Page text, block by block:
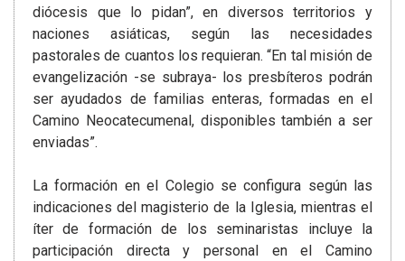
diócesis que lo pidan”, en diversos territorios y
naciones asiáticas, según las necesidades
pastorales de cuantos los requieran. “En tal misión de
evangelización -se subraya- los presbíteros podrán
ser ayudados de familias enteras, formadas en el
Camino Neocatecumenal, disponibles también a ser
enviadas”.
La formación en el Colegio se configura según las
indicaciones del magisterio de la Iglesia, mientras el
íter de formación de los seminaristas incluye la
participación directa y personal en el Camino